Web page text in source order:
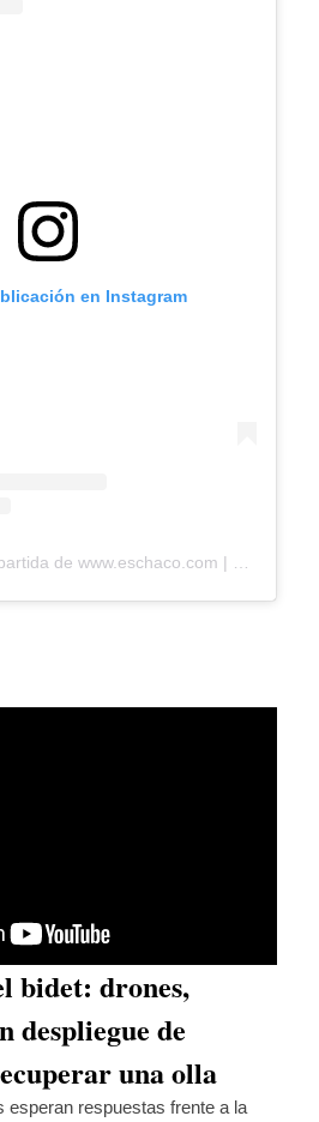
en Instagram
bidet: drones,
despliegue de
una olla
esperan respuestas frente a la